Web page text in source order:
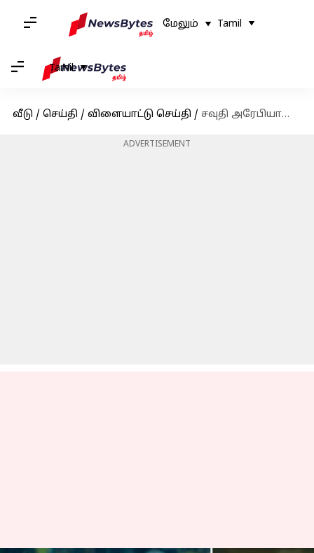
மேலும் Tamil
Tamil
வீடு / செய்தி / விளையாட்டு செய்தி / சவுதி அரேபியாவில் டி20 கிரிக்கெட் லீக் : ஐபிஎல் அணிகளுடன் பேச்சுவார்த்தை
ADVERTISEMENT